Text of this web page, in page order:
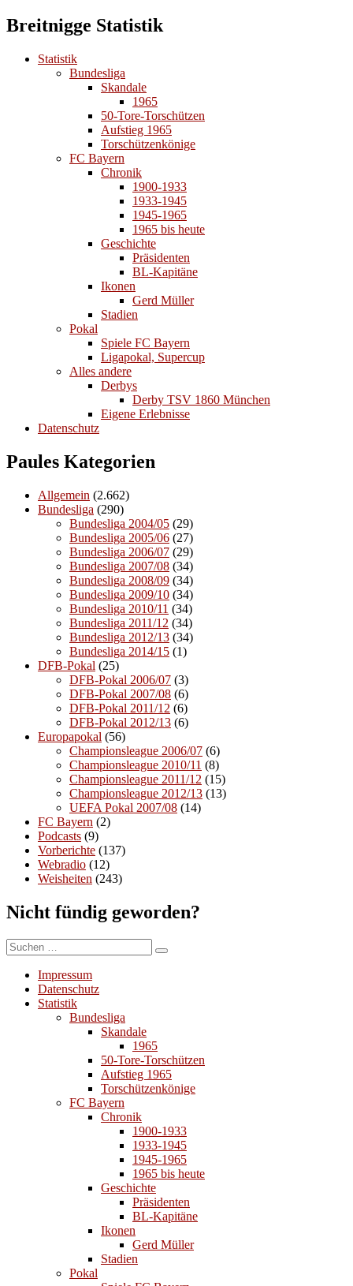
Breitnigge Statistik
Statistik
Bundesliga
Skandale
1965
50-Tore-Torschützen
Aufstieg 1965
Torschützenkönige
FC Bayern
Chronik
1900-1933
1933-1945
1945-1965
1965 bis heute
Geschichte
Präsidenten
BL-Kapitäne
Ikonen
Gerd Müller
Stadien
Pokal
Spiele FC Bayern
Ligapokal, Supercup
Alles andere
Derbys
Derby TSV 1860 München
Eigene Erlebnisse
Datenschutz
Paules Kategorien
Allgemein (2.662)
Bundesliga (290)
Bundesliga 2004/05 (29)
Bundesliga 2005/06 (27)
Bundesliga 2006/07 (29)
Bundesliga 2007/08 (34)
Bundesliga 2008/09 (34)
Bundesliga 2009/10 (34)
Bundesliga 2010/11 (34)
Bundesliga 2011/12 (34)
Bundesliga 2012/13 (34)
Bundesliga 2014/15 (1)
DFB-Pokal (25)
DFB-Pokal 2006/07 (3)
DFB-Pokal 2007/08 (6)
DFB-Pokal 2011/12 (6)
DFB-Pokal 2012/13 (6)
Europapokal (56)
Championsleague 2006/07 (6)
Championsleague 2010/11 (8)
Championsleague 2011/12 (15)
Championsleague 2012/13 (13)
UEFA Pokal 2007/08 (14)
FC Bayern (2)
Podcasts (9)
Vorberichte (137)
Webradio (12)
Weisheiten (243)
Nicht fündig geworden?
Suchen
nach:
Suchen
Impressum
Datenschutz
Statistik
Bundesliga
Skandale
1965
50-Tore-Torschützen
Aufstieg 1965
Torschützenkönige
FC Bayern
Chronik
1900-1933
1933-1945
1945-1965
1965 bis heute
Geschichte
Präsidenten
BL-Kapitäne
Ikonen
Gerd Müller
Stadien
Pokal